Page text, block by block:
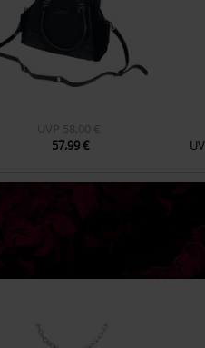
UVP 58,00 €
57,99 €